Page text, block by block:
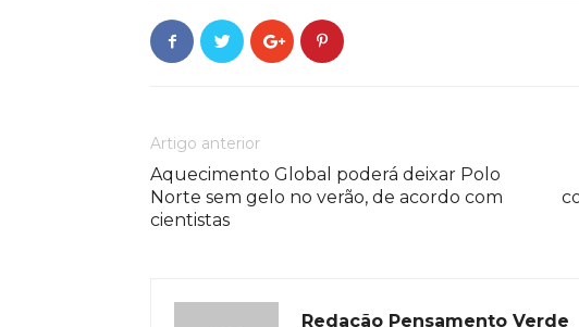
Artigo anterior
Aquecimento Global poderá deixar Polo
Norte sem gelo no verão, de acordo com
cientistas
Redação Pensamento Verde